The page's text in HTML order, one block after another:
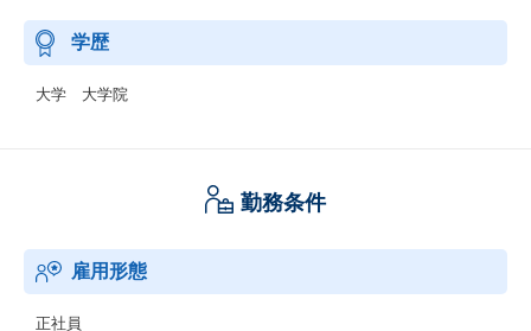
学歴
大学 大学院
勤務条件
雇用形態
正社員